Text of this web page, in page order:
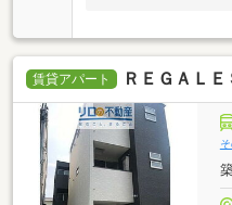
賃貸アパート ＲＥＧＡＬ